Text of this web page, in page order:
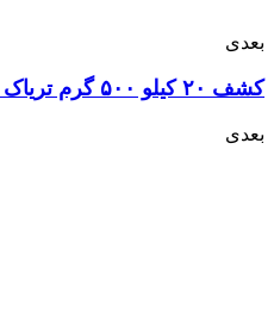
بعدی
کشف ۲۰ کیلو ۵۰۰ گرم تریاک در عملیات مشترک پلیس
بعدی